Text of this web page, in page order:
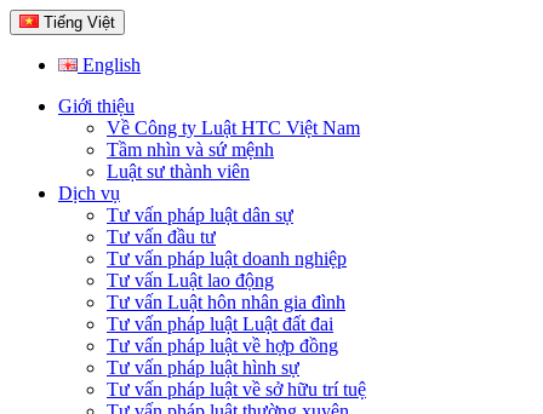
Tiếng Việt
English
Giới thiệu
Về Công ty Luật HTC Việt Nam
Tầm nhìn và sứ mệnh
Luật sư thành viên
Dịch vụ
Tư vấn pháp luật dân sự
Tư vấn đầu tư
Tư vấn pháp luật doanh nghiệp
Tư vấn Luật lao động
Tư vấn Luật hôn nhân gia đình
Tư vấn pháp luật Luật đất đai
Tư vấn pháp luật về hợp đồng
Tư vấn pháp luật hình sự
Tư vấn pháp luật về sở hữu trí tuệ